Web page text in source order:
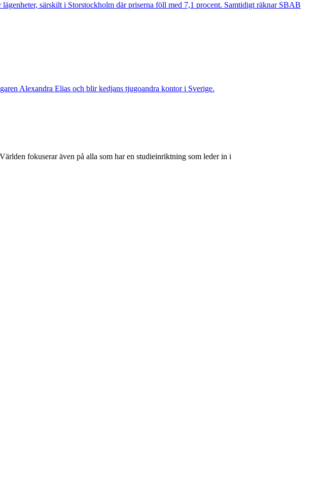
särskilt i Storstockholm där priserna föll med 7,1 procent. Samtidigt räknar SBAB
Alexandra Elias och blir kedjans tjugoandra kontor i Sverige.
fokuserar även på alla som har en studieinriktning som leder in i